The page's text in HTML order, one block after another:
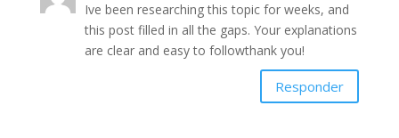
Ive been researching this topic for weeks, and
this post filled in all the gaps. Your explanations
are clear and easy to followthank you!
Responder